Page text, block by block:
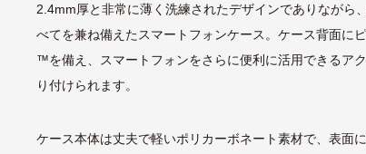
2.4mm厚と非常に薄く洗練されたデザインでありながら
べてを兼ね備えたスマートフォンケース。ケース背面に
™を備え、スマートフォンをさらに便利に活用できるア
り付けられます。
ケース本体は丈夫で軽いポリカーボネート素材で、表面